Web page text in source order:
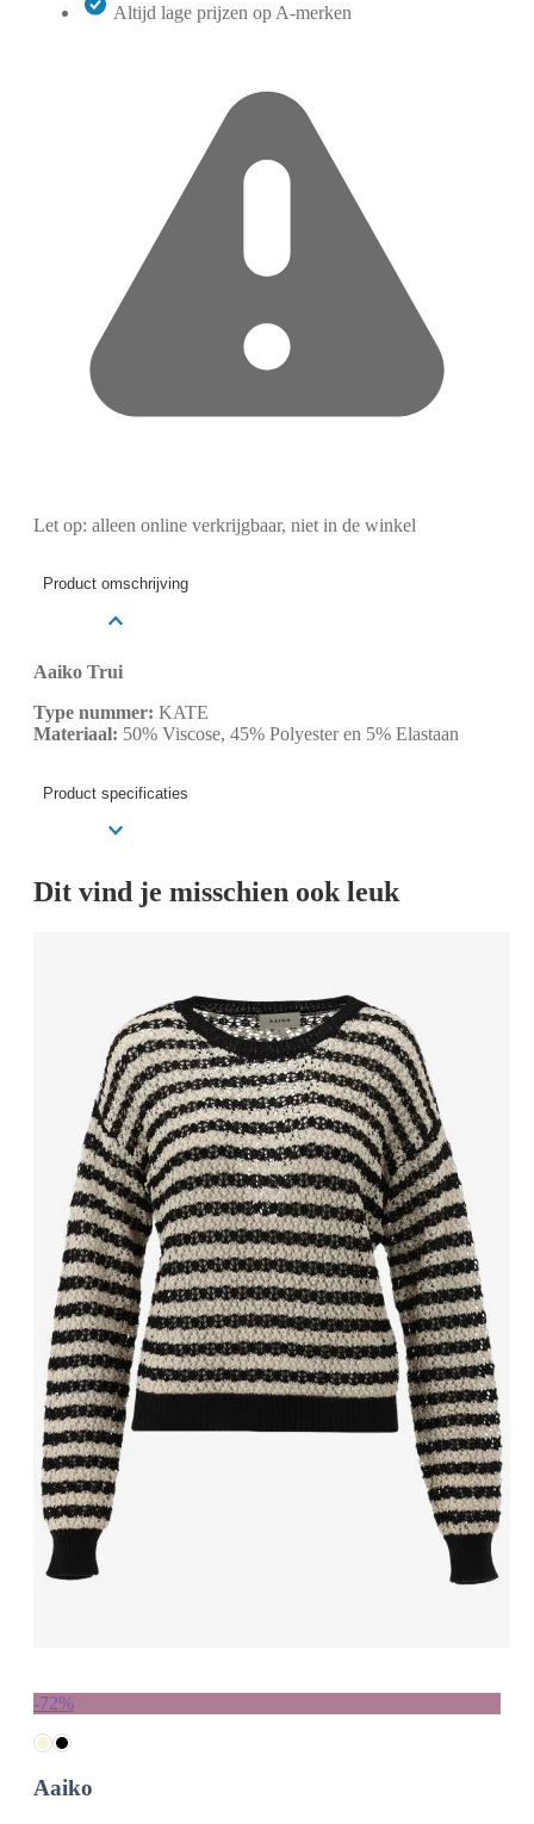
Altijd lage prijzen op A-merken
Let op: alleen online verkrijgbaar, niet in de winkel
Product omschrijving
Aaiko Trui
Type nummer: KATE
Materiaal: 50% Viscose, 45% Polyester en 5% Elastaan
Product specificaties
Dit vind je misschien ook leuk
-72%
Aaiko